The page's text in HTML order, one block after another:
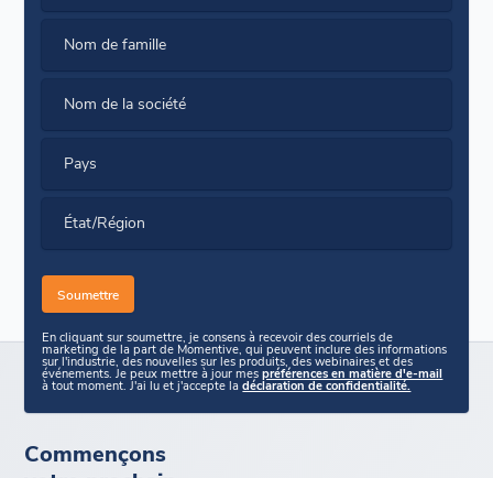
Nom de famille
Nom de la société
Pays
État/Région
En cliquant sur soumettre, je consens à recevoir des courriels de
marketing de la part de Momentive, qui peuvent inclure des informations
sur l'industrie, des nouvelles sur les produits, des webinaires et des
événements. Je peux mettre à jour mespréférences en matière d'e-mail
à tout moment. J'ai lu et j'accepte ladéclaration de confidentialité.
Commençons